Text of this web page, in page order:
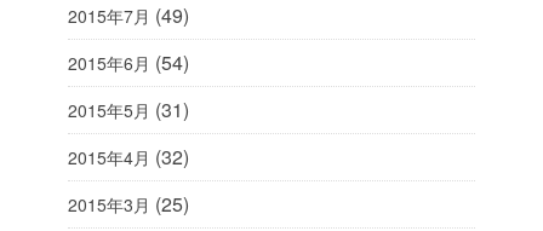
2015年7月 (49)
2015年6月 (54)
2015年5月 (31)
2015年4月 (32)
2015年3月 (25)